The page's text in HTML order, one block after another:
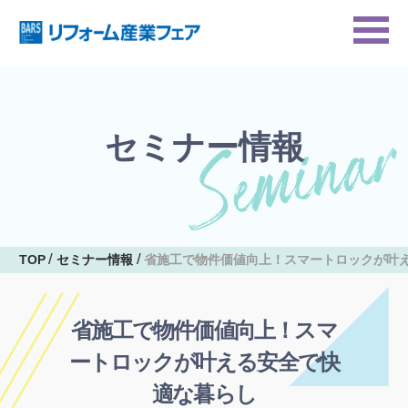
セミナー情報
TOP セミナー情報 省施工で物件価値向上！スマートロックが叶
省施工で物件価値向上！スマ
ートロックが叶える安全で快
適な暮らし